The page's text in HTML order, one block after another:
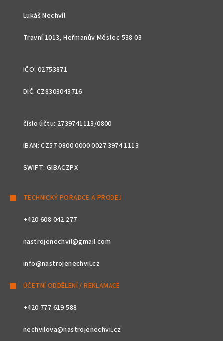
Lukáš Nechvíl
Travní 1013, Heřmanův Městec 538 03
IČO: 02753871
DIČ: CZ8303043716
číslo účtu: 2739741113/0800
IBAN: CZ57 0800 0000 0027 3974 1113
SWIFT: GIBACZPX
TECHNICKÝ PORADCE A PRODEJ
+420 608 042 277
nastrojenechvil@gmail.com
info@nastrojenechvil.cz
ÚČETNÍ ODDĚLENÍ / REKLAMACE
+420 777 619 588
nechvilova@nastrojenechvil.cz